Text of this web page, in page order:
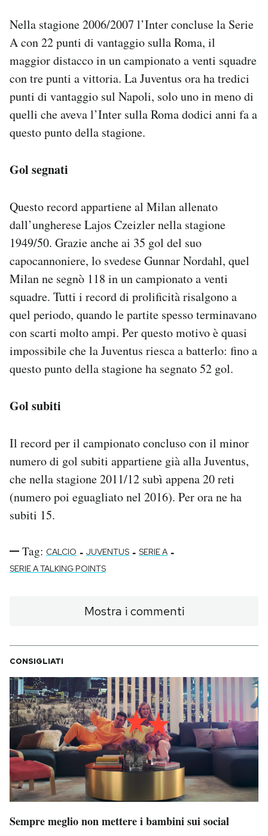
Nella stagione 2006/2007 l’Inter concluse la Serie
A con 22 punti di vantaggio sulla Roma, il
maggior distacco in un campionato a venti squadre
con tre punti a vittoria. La Juventus ora ha tredici
punti di vantaggio sul Napoli, solo uno in meno di
quelli che aveva l’Inter sulla Roma dodici anni fa a
questo punto della stagione.
Gol segnati
Questo record appartiene al Milan allenato
dall’ungherese Lajos Czeizler nella stagione
1949/50. Grazie anche ai 35 gol del suo
capocannoniere, lo svedese Gunnar Nordahl, quel
Milan ne segnò 118 in un campionato a venti
squadre. Tutti i record di prolificità risalgono a
quel periodo, quando le partite spesso terminavano
con scarti molto ampi. Per questo motivo è quasi
impossibile che la Juventus riesca a batterlo: fino a
questo punto della stagione ha segnato 52 gol.
Gol subiti
Il record per il campionato concluso con il minor
numero di gol subiti appartiene già alla Juventus,
che nella stagione 2011/12 subì appena 20 reti
(numero poi eguagliato nel 2016). Per ora ne ha
subiti 15.
Tag: CALCIO - JUVENTUS - SERIE A -
SERIE A TALKING POINTS
Mostra i commenti
CONSIGLIATI
Sempre meglio non mettere i bambini sui social